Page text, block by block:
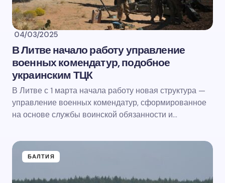
04/03/2025
В Литве начало работу управление
военных комендатур, подобное
украинским ТЦК
В Литве с 1 марта начала работу новая структура —
управление военных комендатур, сформированное
на основе службы воинской обязанности и…
БАЛТИЯ